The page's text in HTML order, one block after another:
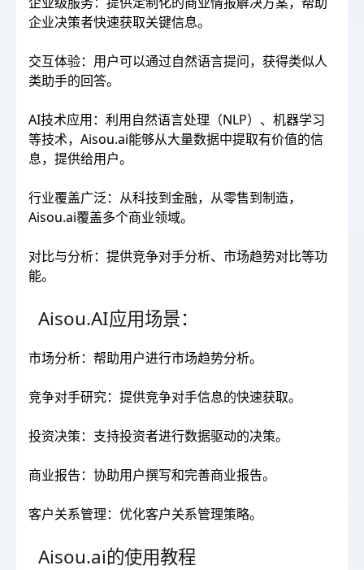
企业决策者快速获取关键信息。
交互体验：用户可以通过自然语言提问，获得类似人
类助手的回答。
AI技术应用：利用自然语言处理（NLP）、机器学习
等技术，Aisou.ai能够从大量数据中提取有价值的信
息，提供给用户。
行业覆盖广泛：从科技到金融，从零售到制造，
Aisou.ai覆盖多个商业领域。
对比与分析：提供竞争对手分析、市场趋势对比等功
能。
Aisou.AI应用场景：
市场分析：帮助用户进行市场趋势分析。
竞争对手研究：提供竞争对手信息的快速获取。
投资决策：支持投资者进行数据驱动的决策。
商业报告：协助用户撰写和完善商业报告。
客户关系管理：优化客户关系管理策略。
Aisou.ai的使用教程